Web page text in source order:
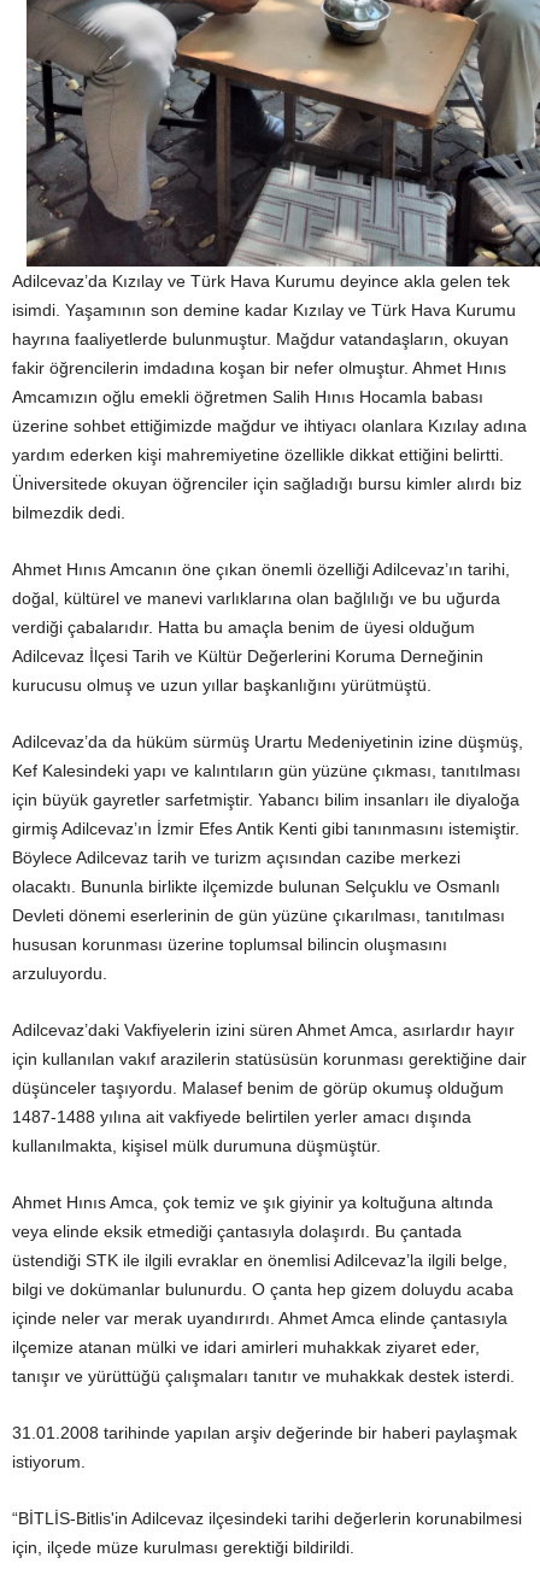
Adilcevaz’da Kızılay ve Türk Hava Kurumu deyince akla gelen tek
isimdi. Yaşamının son demine kadar Kızılay ve Türk Hava Kurumu
hayrına faaliyetlerde bulunmuştur. Mağdur vatandaşların, okuyan
fakir öğrencilerin imdadına koşan bir nefer olmuştur. Ahmet Hınıs
Amcamızın oğlu emekli öğretmen Salih Hınıs Hocamla babası
üzerine sohbet ettiğimizde mağdur ve ihtiyacı olanlara Kızılay adına
yardım ederken kişi mahremiyetine özellikle dikkat ettiğini belirtti.
Üniversitede okuyan öğrenciler için sağladığı bursu kimler alırdı biz
bilmezdik dedi.
Ahmet Hınıs Amcanın öne çıkan önemli özelliği Adilcevaz’ın tarihi,
doğal, kültürel ve manevi varlıklarına olan bağlılığı ve bu uğurda
verdiği çabalarıdır. Hatta bu amaçla benim de üyesi olduğum
Adilcevaz İlçesi Tarih ve Kültür Değerlerini Koruma Derneğinin
kurucusu olmuş ve uzun yıllar başkanlığını yürütmüştü.
Adilcevaz’da da hüküm sürmüş Urartu Medeniyetinin izine düşmüş,
Kef Kalesindeki yapı ve kalıntıların gün yüzüne çıkması, tanıtılması
için büyük gayretler sarfetmiştir. Yabancı bilim insanları ile diyaloğa
girmiş Adilcevaz’ın İzmir Efes Antik Kenti gibi tanınmasını istemiştir.
Böylece Adilcevaz tarih ve turizm açısından cazibe merkezi
olacaktı. Bununla birlikte ilçemizde bulunan Selçuklu ve Osmanlı
Devleti dönemi eserlerinin de gün yüzüne çıkarılması, tanıtılması
hususan korunması üzerine toplumsal bilincin oluşmasını
arzuluyordu.
Adilcevaz’daki Vakfiyelerin izini süren Ahmet Amca, asırlardır hayır
için kullanılan vakıf arazilerin statüsüsün korunması gerektiğine dair
düşünceler taşıyordu. Malasef benim de görüp okumuş olduğum
1487-1488 yılına ait vakfiyede belirtilen yerler amacı dışında
kullanılmakta, kişisel mülk durumuna düşmüştür.
Ahmet Hınıs Amca, çok temiz ve şık giyinir ya koltuğuna altında
veya elinde eksik etmediği çantasıyla dolaşırdı. Bu çantada
üstendiği STK ile ilgili evraklar en önemlisi Adilcevaz’la ilgili belge,
bilgi ve dokümanlar bulunurdu. O çanta hep gizem doluydu acaba
içinde neler var merak uyandırırdı. Ahmet Amca elinde çantasıyla
ilçemize atanan mülki ve idari amirleri muhakkak ziyaret eder,
tanışır ve yürüttüğü çalışmaları tanıtır ve muhakkak destek isterdi.
31.01.2008 tarihinde yapılan arşiv değerinde bir haberi paylaşmak
istiyorum.
“BİTLİS-Bitlis'in Adilcevaz ilçesindeki tarihi değerlerin korunabilmesi
için, ilçede müze kurulması gerektiği bildirildi.